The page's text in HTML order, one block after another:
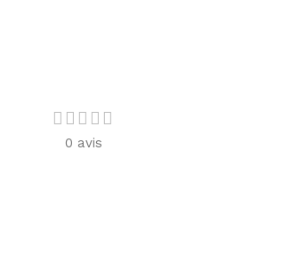
0 avis